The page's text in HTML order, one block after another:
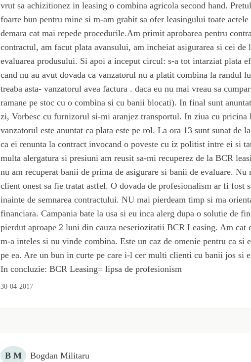
vrut sa achizitionez in leasing o combina agricola second hand.
foarte bun pentru mine si m-am grabit sa ofer leasingului toate
demara cat mai repede procedurile.Am primit aprobarea pentru
contractul, am facut plata avansului, am incheiat asigurarea si cei de
evaluarea produsului. Si apoi a inceput circul: s-a tot intarziat plata
cand nu au avut dovada ca vanzatorul nu a platit combina la randul
treaba asta- vanzatorul avea factura . daca eu nu mai vreau sa
ramane pe stoc cu o combina si cu banii blocati). In final sunt
zi, Vorbesc cu furnizorul si-mi aranjez transportul. In ziua cu pricina
vanzatorul este anuntat ca plata este pe rol. La ora 13 sunt sunat de
ca ei renunta la contract invocand o poveste cu iz politist intre ei si
multa alergatura si presiuni am reusit sa-mi recuperez de la BCR
nu am recuperat banii de prima de asigurare si banii de evaluare. Nu
client onest sa fie tratat astfel. O dovada de profesionalism ar fi fost
inainte de semnarea contractului. NU mai pierdeam timp si ma
financiara. Campania bate la usa si eu inca alerg dupa o solutie de
pierdut aproape 2 luni din cauza neseriozitatii BCR Leasing. Am cat
m-a inteles si nu vinde combina. Este un caz de omenie pentru ca si
pe ea. Are un bun in curte pe care i-l cer multi clienti cu banii jos si
In concluzie: BCR Leasing= lipsa de profesionism
30-04-2017
B M Bogdan Militaru